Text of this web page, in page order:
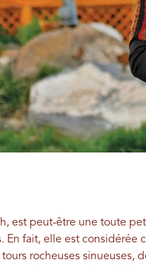
est peut-être une toute
En fait, elle est considérée
rocheuses sinueuses,